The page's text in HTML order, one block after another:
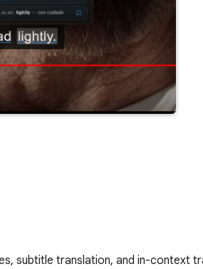
subtitle translation, and in-context